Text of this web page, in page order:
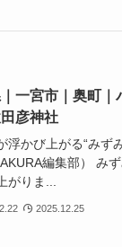
一宮市｜奥町｜
彦神社
浮かび上がる“み
編集部） み
がりま...
2025.12.25